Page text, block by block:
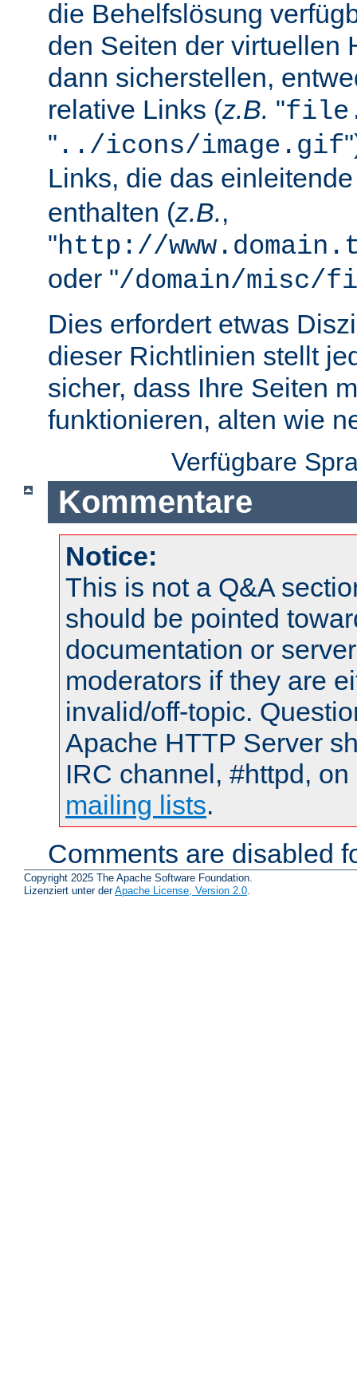
die Behelfslösung
den Seiten der virtuellen
dann sicherstellen,
relative Links (z.B. "
" ../icons/image.gif
Links, die das
enthalten (z.B.,
"http://
oder "/domain/misc/
Dies erfordert etwas
dieser Richtlinien stellt
sicher, dass Ihre Seiten
funktionieren, alten wie
Verfügbare
Kommentare
Notice:
This is not a Q&A
should be pointed
documentation or
moderators if they are
invalid/off-topic.
Apache HTTP Server
IRC channel, #httpd,
mailing lists.
Comments are disabled
Copyright 2025 The Apache Software Foundation.
Lizenziert unter derApache License, Version 2.0.